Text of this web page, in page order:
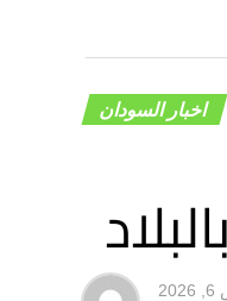
اخبار السودان